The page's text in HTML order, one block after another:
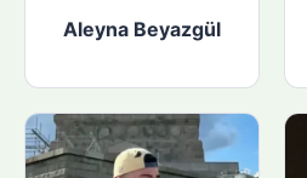
Aleyna Beyazgül